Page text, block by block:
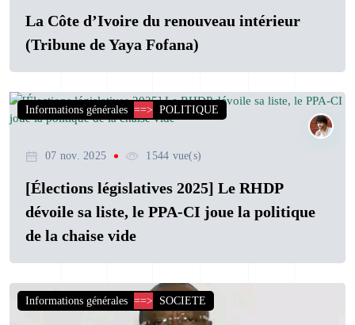
La Côte d’Ivoire du renouveau intérieur
(Tribune de Yaya Fofana)
Informations générales ==> POLITIQUE
07 nov. 2025 1544 vue(s)
[Élections législatives 2025] Le RHDP
dévoile sa liste, le PPA-CI joue la politique
de la chaise vide
Informations générales ==> SOCIETE